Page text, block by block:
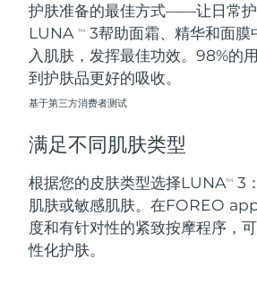
护肤准备的最佳方式——让日常护
LUNATM
3帮助面霜、精华和面膜
入肌肤，发挥最佳功效。98%的
到护肤品更好的吸收。
基于第三方消费者测试
满足不同肌肤类型
根据您的皮肤类型选择LUNATM
3
肌肤或敏感肌肤。在FOREO
度和有针对性的紧致按摩程序，
性化护肤。
越南